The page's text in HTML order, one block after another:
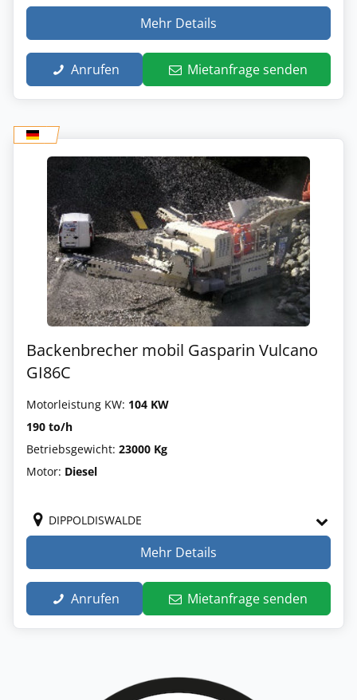
Mehr Details
Anrufen Mietanfrage senden
Backenbrecher mobil Gasparin Vulcano
GI86C
Motorleistung KW: 104 KW
190 to/h
Betriebsgewicht: 23000 Kg
Motor: Diesel
DIPPOLDISWALDE
Mehr Details
Anrufen Mietanfrage senden